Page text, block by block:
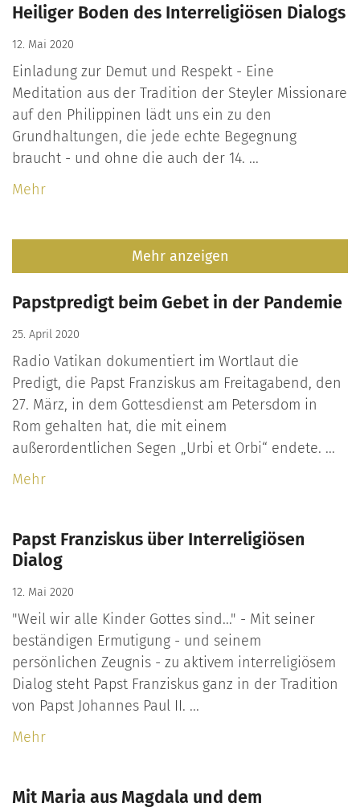
Heiliger Boden des Interreligiösen Dialogs
12. Mai 2020
Einladung zur Demut und Respekt - Eine
Meditation aus der Tradition der Steyler Missionare
auf den Philippinen lädt uns ein zu den
Grundhaltungen, die jede echte Begegnung
braucht - und ohne die auch der 14. ...
Mehr
Mehr anzeigen
Papstpredigt beim Gebet in der Pandemie
25. April 2020
Radio Vatikan dokumentiert im Wortlaut die
Predigt, die Papst Franziskus am Freitagabend, den
27. März, in dem Gottesdienst am Petersdom in
Rom gehalten hat, die mit einem
außerordentlichen Segen „Urbi et Orbi“ endete. ...
Mehr
Papst Franziskus über Interreligiösen
Dialog
12. Mai 2020
"Weil wir alle Kinder Gottes sind..." - Mit seiner
beständigen Ermutigung - und seinem
persönlichen Zeugnis - zu aktivem interreligiösem
Dialog steht Papst Franziskus ganz in der Tradition
von Papst Johannes Paul II. ...
Mehr
Mit Maria aus Magdala und dem